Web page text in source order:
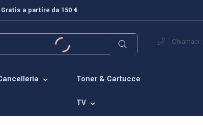
a partire da 150 €
Chiamaci:
Toner & Cartucce
TV